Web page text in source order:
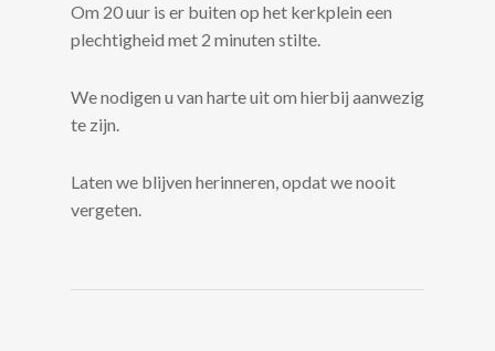
Om 20 uur is er buiten op het kerkplein een
plechtigheid met 2 minuten stilte.
We nodigen u van harte uit om hierbij aanwezig
te zijn.
Laten we blijven herinneren, opdat we nooit
vergeten.